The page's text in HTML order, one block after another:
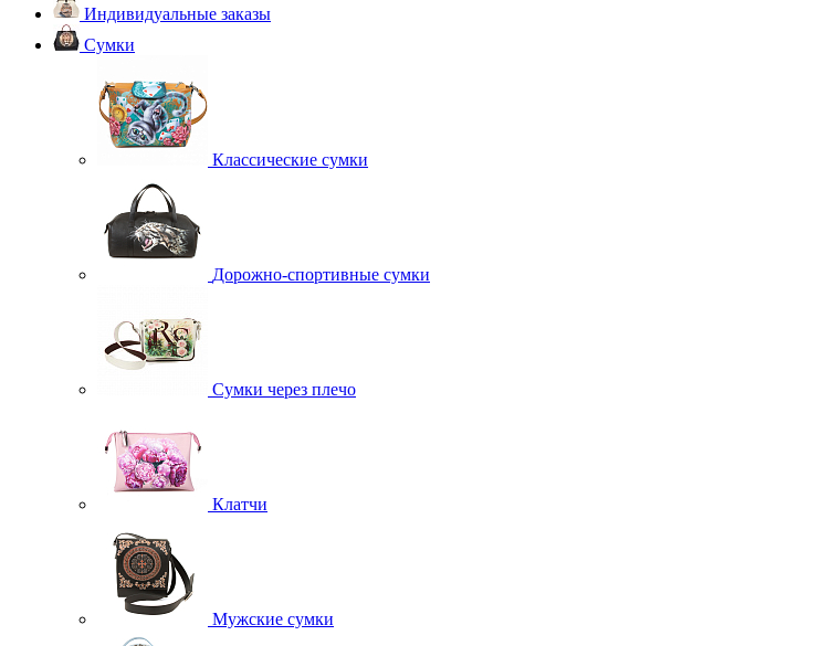
Индивидуальные заказы
Сумки
Классические сумки
Дорожно-спортивные сумки
Сумки через плечо
Клатчи
Мужские сумки